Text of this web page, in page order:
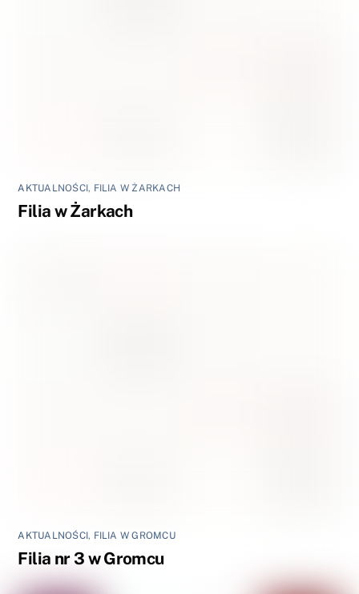
AKTUALNOŚCI, FILIA W ŻARKACH
Filia w Żarkach
AKTUALNOŚCI, FILIA W GROMCU
Filia nr 3 w Gromcu